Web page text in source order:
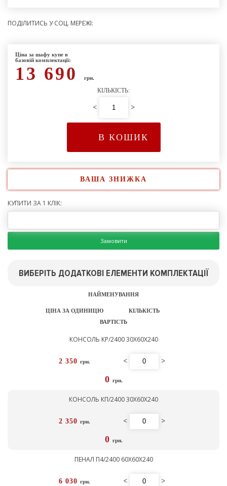
ПОДІЛИТИСЬ У СОЦ. МЕРЕЖІ:
Ціна за шафу купе в
базовій комплектації:
13 690 грн.
КІЛЬКІСТЬ:
< >
В КОШИК
ВАША ЗНИЖКА
КУПИТИ ЗА 1 КЛІК:
Замовити
ВИБЕРІТЬ ДОДАТКОВІ ЕЛЕМЕНТИ КОМПЛЕКТАЦІЇ
НАЙМЕНУВАННЯ
ЦІНА ЗА ОДИНИЦЮ
КІЛЬКІСТЬ
ВАРТІСТЬ
КОНСОЛЬ КР/2400 30Х60Х240
2 350 грн. < >
0 грн.
КОНСОЛЬ КП/2400 30Х60Х240
2 350 грн. < >
0 грн.
ПЕНАЛ П4/2400 60Х60Х240
6 030 грн. < >